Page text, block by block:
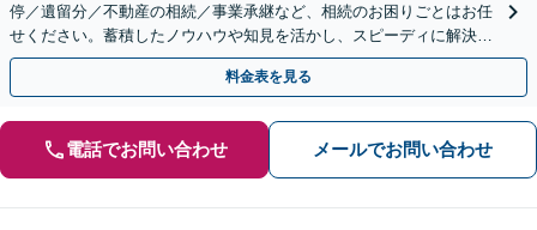
停／遺留分／不動産の相続／事業承継など、相続のお困りごとはお任
せください。蓄積したノウハウや知見を活かし、スピーディに解決を
目指します【初回相談30分無料】【和歌山市駅５分】
料金表を見る
電話でお問い合わせ メールでお問い合わせ